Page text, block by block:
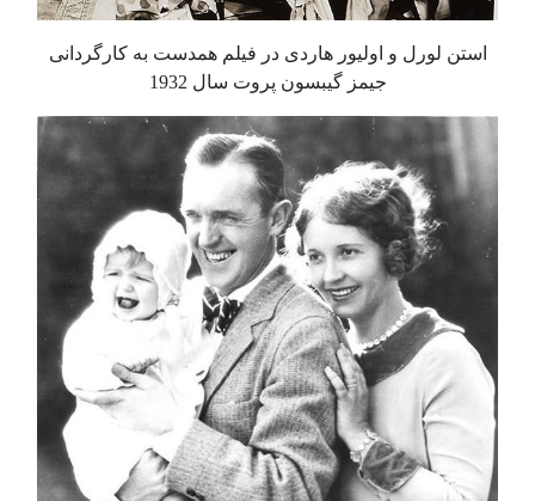
استن لورل و اولیور هاردی در فیلم همدست به کارگردانی
جیمز گیبسون پروت سال 1932